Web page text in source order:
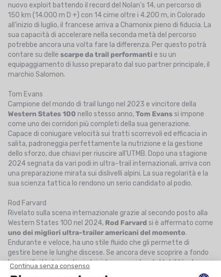
nuovo exploit battendo il record del Nolan's 14, un percorso di
150 km (14.000 m D +) con 14 cime oltre i 4.200 m, in Colorado
all'inizio di luglio, il francese arriva a Chamonix pieno di fiducia. La
sua capacità di accelerare nella seconda metà del percorso
potrebbe ancora una volta fare la differenza. Per questo potrà
contare su delle scarpe da trail performanti e su un
equipaggiamento di lusso preparato dal suo partner principale, il
marchio Salomon.
Tom Evans
Campione del mondo di trail lungo nel 2023 e vincitore della
Western States 100 nello stesso anno,Tom Evans si impone
come uno dei corridori più completi della sua generazione.
Capace di coniugare velocità sui tratti scorrevoli ed efficacia in
salita, padroneggia perfettamente la nutrizione e la gestione
dello sforzo, due chiavi per riuscire all'UTMB. Dopo una stagione
2024 segnata da vari podi in ultra-trail internazionali, arriva con
una preparazione mirata sui dislivelli alpini. La sua regolarità e la
sua scienza tattica lo rendono un serio candidato al podio.
Rod Farvard
Rivelato sulla scena internazionale grazie al secondo posto alla
Western States 100 nel 2024, Rod Farvard si è affermato come
uno dei migliori ultra-trailer americani del momento.
Endurante e veloce, ha uno stile fluido che gli permette di
gestire bene le lunghe discese. Se ancora deve scoprire a fondo
le specificità dei sentieri alpini, la sua rapida adattabilità e le
qualità fisiche potrebbero collocarlo nella top 5. L'UTMB sarà per